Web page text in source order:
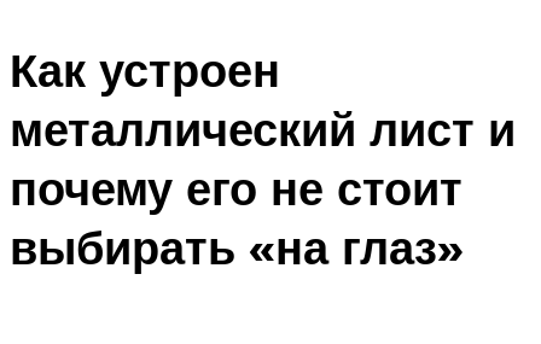
Как устроен
металлический лист и
почему его не стоит
выбирать «на глаз»